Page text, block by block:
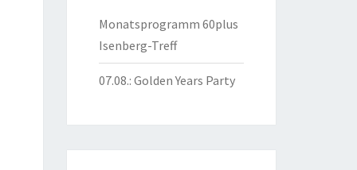
Monatsprogramm 60plus
Isenberg-Treff
07.08.: Golden Years Party